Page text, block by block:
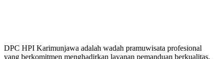
DPC HPI Karimunjawa adalah wadah pramuwisata profesional
yang berkomitmen menghadirkan layanan pemanduan berkualitas,